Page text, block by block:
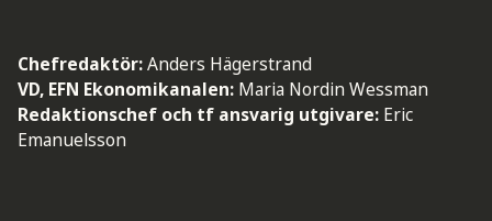
Chefredaktör:Anders Hägerstrand
VD, EFN Ekonomikanalen: Maria Nordin Wessman
Redaktionschef och tf ansvarig utgivare: Eric
Emanuelsson